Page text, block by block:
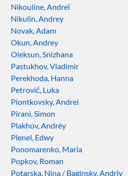
Nikouline, Andreï
Nikulin, Andrey
Novak, Adam
Okun, Andrey
Oleksun, Snizhana
Pastukhov, Vladimir
Perekhoda, Hanna
Petrović, Luka
Piontkovsky, Andrei
Pirani, Simon
Plakhov, Andréy
Plenel, Edwy
Ponomarenko, Maria
Popkov, Roman
Potarska, Nina / Baginsky, Andriy